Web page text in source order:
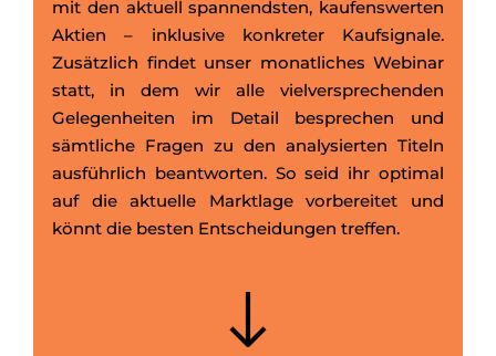
mit den aktuell spannendsten, kaufenswerten
Aktien – inklusive konkreter Kaufsignale.
Zusätzlich findet unser monatliches Webinar
statt, in dem wir alle vielversprechenden
Gelegenheiten im Detail besprechen und
sämtliche Fragen zu den analysierten Titeln
ausführlich beantworten. So seid ihr optimal
auf die aktuelle Marktlage vorbereitet und
könnt die besten Entscheidungen treffen.